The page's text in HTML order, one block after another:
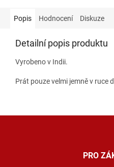
Popis Hodnocení Diskuze
Detailní popis produktu
Vyrobeno v Indii.
Prát pouze velmi jemně v ruce
PRO